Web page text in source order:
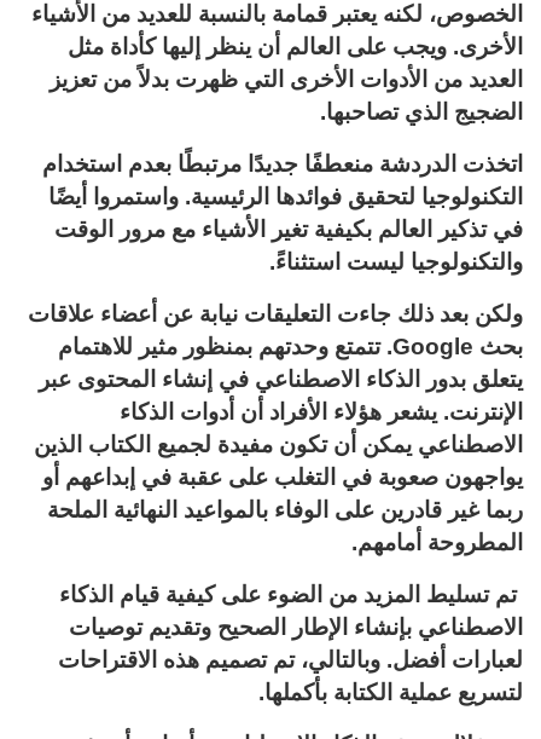
الخصوص، لكنه يعتبر قمامة بالنسبة للعديد من الأشياء
الأخرى. ويجب على العالم أن ينظر إليها كأداة مثل
العديد من الأدوات الأخرى التي ظهرت بدلاً من تعزيز
الضجيج الذي تصاحبها.
اتخذت الدردشة منعطفًا جديدًا مرتبطًا بعدم استخدام
التكنولوجيا لتحقيق فوائدها الرئيسية. واستمروا أيضًا
في تذكير العالم بكيفية تغير الأشياء مع مرور الوقت
والتكنولوجيا ليست استثناءً.
ولكن بعد ذلك جاءت التعليقات نيابة عن أعضاء علاقات
بحث Google. تتمتع وحدتهم بمنظور مثير للاهتمام
يتعلق بدور الذكاء الاصطناعي في إنشاء المحتوى عبر
الإنترنت. يشعر هؤلاء الأفراد أن أدوات الذكاء
الاصطناعي يمكن أن تكون مفيدة لجميع الكتاب الذين
يواجهون صعوبة في التغلب على عقبة في إبداعهم أو
ربما غير قادرين على الوفاء بالمواعيد النهائية الملحة
المطروحة أمامهم.
تم تسليط المزيد من الضوء على كيفية قيام الذكاء
الاصطناعي بإنشاء الإطار الصحيح وتقديم توصيات
لعبارات أفضل. وبالتالي، تم تصميم هذه الاقتراحات
لتسريع عملية الكتابة بأكملها.